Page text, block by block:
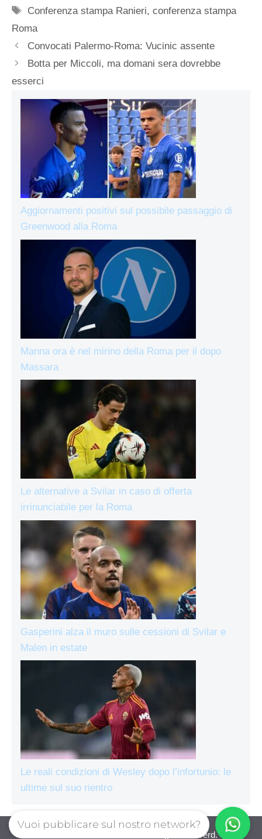
Tag
Conferenza stampa Ranieri,conferenza stampa
Roma
Convocati Palermo-Roma: Vucinic assente
Botta per Miccoli, ma domani sera dovrebbe
esserci
Aggiornamenti positivi sul possibile passaggio di
Greenwood alla Roma
Manna ora è nel mirino della Roma per il dopo
Massara
Le alternative a Svilar in caso di offerta
irrinunciabile per la Roma
Gasperini alza il muro sulle cessioni di Svilar e
Malen in estate
Le reali condizioni di Wesley dopo l’infortunio: le
ultime sul suo rientro
AsRomaLive.com © 2026. All right reserverd.
Vuoi pubblicare sul nostro network?